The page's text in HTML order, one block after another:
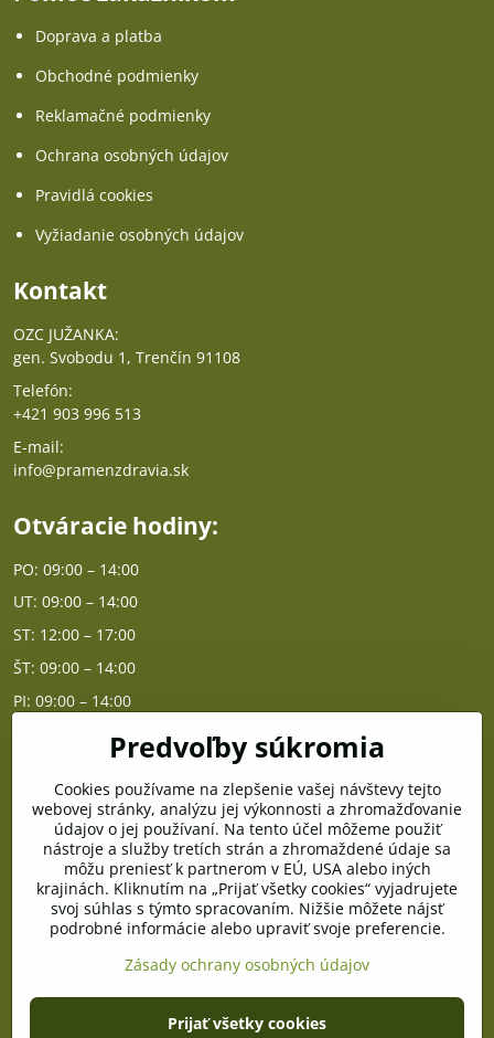
Doprava a platba
Obchodné podmienky
Reklamačné podmienky
Ochrana osobných údajov
Pravidlá cookies
Vyžiadanie osobných údajov
Kontakt
OZC JUŽANKA:
gen. Svobodu 1, Trenčín 91108
Telefón:
+421 903 996 513
E-mail:
info@pramenzdravia.sk
Otváracie hodiny:
PO: 09:00 – 14:00
UT: 09:00 – 14:00
ST: 12:00 – 17:00
ŠT: 09:00 – 14:00
PI: 09:00 – 14:00
PO - PIA od 10:00 do 14:00
Telefón poradňa:
+421 903 996 513
E-mail:
poradna@pramenzdravia.sk
©2026Copyright
Predvoľby súkromiaZásady ochrany osobných údajov
Predvoľby súkromia
Cookies používame na zlepšenie vašej návštevy tejto
webovej stránky, analýzu jej výkonnosti a zhromažďovanie
údajov o jej používaní. Na tento účel môžeme použiť
nástroje a služby tretích strán a zhromaždené údaje sa
môžu preniesť k partnerom v EÚ, USA alebo iných
krajinách. Kliknutím na „Prijať všetky cookies“ vyjadrujete
svoj súhlas s týmto spracovaním. Nižšie môžete nájsť
podrobné informácie alebo upraviť svoje preferencie.
Zásady ochrany osobných údajov
Prijať všetky cookies